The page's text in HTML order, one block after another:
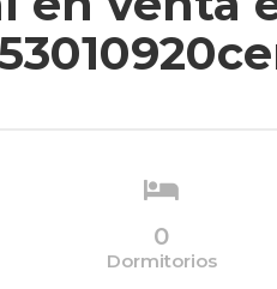
0
Dormitorios